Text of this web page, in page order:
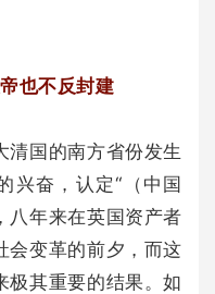
也不反封建
清国的南方省份发生
兴奋，认定“（中国
八年来在英国资产者
会变革的前夕，而这
极其重要的结果。如